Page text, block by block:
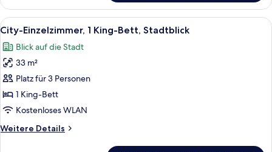
Zimmer,
1 King-
Bett,
Balkon,
Hafenblick
Alle
Fotos
für
City-
Einzelzimmer,
1 King-
Bett,
anzeigen
Ein Schlafzimmer mit einem großen
4
City-Einzelzimmer, 1 King-Bett, Stadtblick
Blick auf die Stadt
33 m²
Platz für 3 Personen
1 King-Bett
Kostenloses WLAN
Weitere Details
Weitere